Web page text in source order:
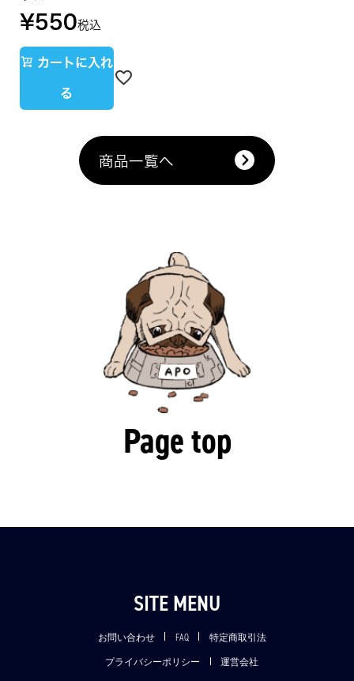
¥550税込
カートに入れ
る
商品一覧へ
Page top
SITE MENU
お問い合わせ FAQ 特定商取引法
プライバシーポリシー 運営会社